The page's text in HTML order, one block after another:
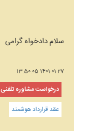
سلام دادخواه گرامی
1401-01-27 13:50:05
درخواست مشاوره تلفنی
عقد قرارداد هوشمند